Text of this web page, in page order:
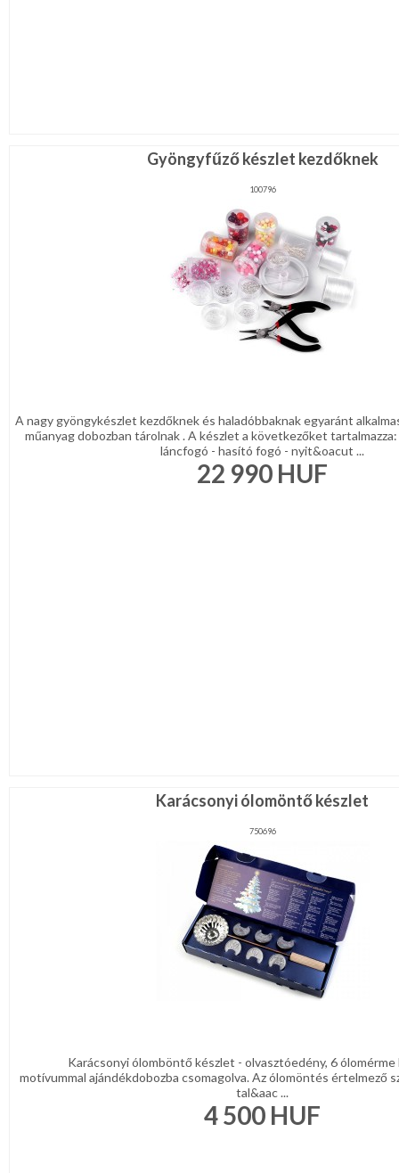
Gyöngyfűző készlet kezdőknek
100796
A nagy gyöngykészlet kezdőknek és haladóbbaknak egyaránt
műanyag dobozban tárolnak . A készlet a következőket
láncfogó - hasító fogó - nyit&oacut ...
22 990 HUF
Karácsonyi ólomöntő készlet
750696
Karácsonyi ólomböntő készlet - olvasztóedény, 6 ólomérme
motívummal ajándékdobozba csomagolva. Az ólomöntés értelmező
tal&aac ...
4 500 HUF